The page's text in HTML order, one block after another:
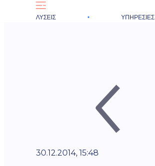
ΛΎΣΕΙΣ ΥΠΗΡΕΣΊΕΣ
30.12.2014, 15:48